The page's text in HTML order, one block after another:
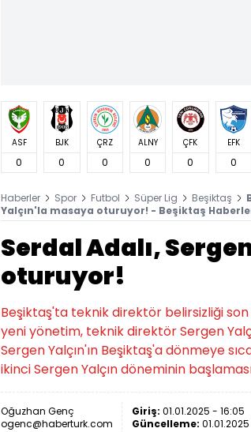
ASF
0
BJK
0
ÇRZ
0
ALNY
0
ÇFK
0
EFK
0
Haberler Spor Futbol Süper Lig Beşiktaş
Yalçın'la masaya oturuyor! - Beşiktaş
Serdal Adalı,
oturuyor!
Beşiktaş'ta teknik direktör belirsizliği son
yeni yönetim, teknik direktör Sergen
Sergen Yalçın'ın Beşiktaş'a dönmeye
ikinci Sergen Yalçın döneminin
Oğuzhan Genç
ogenc@haberturk.com
Giriş: 01.01.2025 - 16:05
Güncelleme: